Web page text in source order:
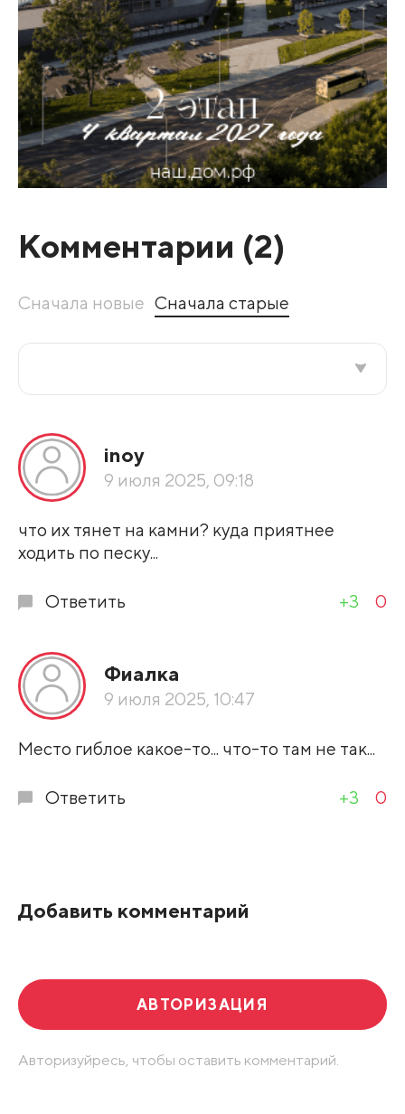
Комментарии (2)
Сначала новые Сначала старые
По рейтингу
Развернуть все
inoy
9 июля 2025, 09:18
что их тянет на камни? куда приятнее
ходить по песку...
Ответить +3 0
Фиалка
9 июля 2025, 10:47
Место гиблое какое-то... что-то там не так...
Ответить +3 0
Добавить комментарий
АВТОРИЗАЦИЯ
Авторизуйресь, чтобы оставить комментарий.